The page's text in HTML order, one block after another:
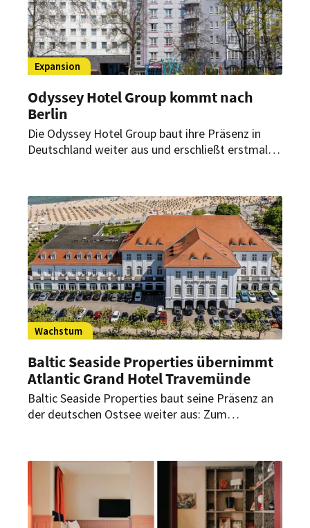
Expansion
Odyssey Hotel Group kommt nach
Berlin
Die Odyssey Hotel Group baut ihre Präsenz in
Deutschland weiter aus und erschließt erstmals
und erweitert damit gezielt sein Portfolio in
einer der wichtigsten europäischen Metropolen.
Wachstum
Baltic Seaside Properties übernimmt
Atlantic Grand Hotel Travemünde
Baltic Seaside Properties baut seine Präsenz an
der deutschen Ostsee weiter aus: Zum